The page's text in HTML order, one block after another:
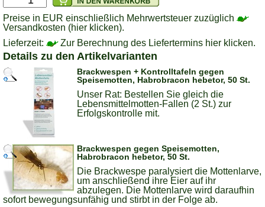
Preise in EUR einschließlich Mehrwertsteuer zuzüglich
Versandkosten (hier klicken).
Lieferzeit:
Zur Berechnung des Liefertermins hier klicken.
Details zu den Artikelvarianten
Brackwespen + Kontrolltafeln gegen
Speisemotten, Habrobracon hebetor, 50 St.
Unser Rat: Bestellen Sie gleich die
Lebensmittelmotten-Fallen (2 St.) zur
Erfolgskontrolle mit.
Brackwespen gegen Speisemotten,
Habrobracon hebetor, 50 St.
Die Brackwespe paralysiert die Mottenlarve,
um anschließend ihre Eier auf ihr
abzulegen. Die Mottenlarve wird daraufhin
sofort bewegungsunfähig und stirbt in der Folge ab.